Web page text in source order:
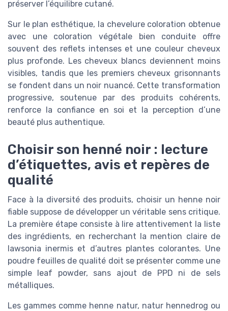
préserver l’équilibre cutané.
Sur le plan esthétique, la chevelure coloration obtenue
avec une coloration végétale bien conduite offre
souvent des reflets intenses et une couleur cheveux
plus profonde. Les cheveux blancs deviennent moins
visibles, tandis que les premiers cheveux grisonnants
se fondent dans un noir nuancé. Cette transformation
progressive, soutenue par des produits cohérents,
renforce la confiance en soi et la perception d’une
beauté plus authentique.
Choisir son henné noir : lecture
d’étiquettes, avis et repères de
qualité
Face à la diversité des produits, choisir un henne noir
fiable suppose de développer un véritable sens critique.
La première étape consiste à lire attentivement la liste
des ingrédients, en recherchant la mention claire de
lawsonia inermis et d’autres plantes colorantes. Une
poudre feuilles de qualité doit se présenter comme une
simple leaf powder, sans ajout de PPD ni de sels
métalliques.
Les gammes comme henne natur, natur hennedrog ou